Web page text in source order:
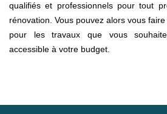
qualifiés et professionnels pour tout
rénovation. Vous pouvez alors vous
pour les travaux que vous
accessible à votre budget.